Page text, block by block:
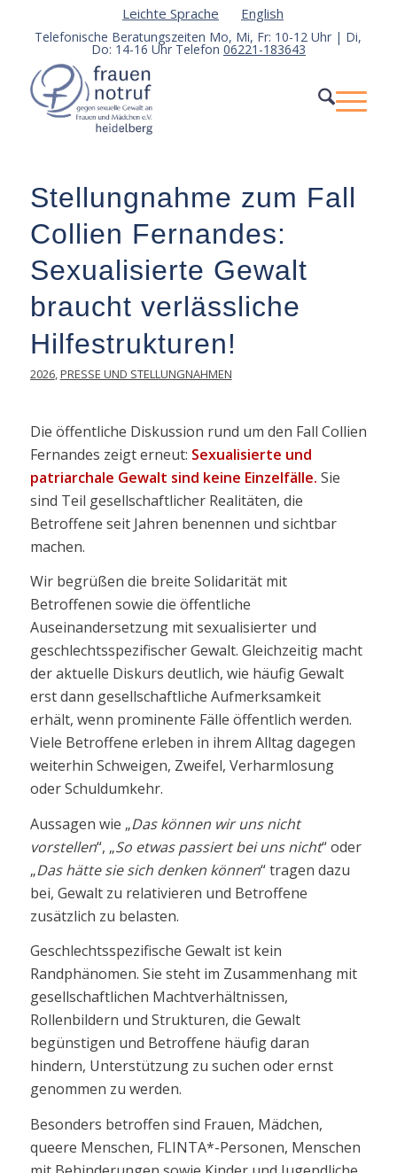
Leichte Sprache English
Telefonische Beratungszeiten Mo, Mi, Fr: 10-12 Uhr | Di,
Do: 14-16 Uhr Telefon 06221-183643
Stellungnahme zum Fall
Collien Fernandes:
Sexualisierte Gewalt
braucht verlässliche
Hilfestrukturen!
2026,PRESSE UND STELLUNGNAHMEN
Die öffentliche Diskussion rund um den Fall Collien
Fernandes zeigt erneut: Sexualisierte und
patriarchale Gewalt sind keine Einzelfälle. Sie
sind Teil gesellschaftlicher Realitäten, die
Betroffene seit Jahren benennen und sichtbar
machen.
Wir begrüßen die breite Solidarität mit
Betroffenen sowie die öffentliche
Auseinandersetzung mit sexualisierter und
geschlechtsspezifischer Gewalt. Gleichzeitig macht
der aktuelle Diskurs deutlich, wie häufig Gewalt
erst dann gesellschaftliche Aufmerksamkeit
erhält, wenn prominente Fälle öffentlich werden.
Viele Betroffene erleben in ihrem Alltag dagegen
weiterhin Schweigen, Zweifel, Verharmlosung
oder Schuldumkehr.
Aussagen wie „Das können wir uns nicht
vorstellen“, „So etwas passiert bei uns nicht“ oder
„Das hätte sie sich denken können“ tragen dazu
bei, Gewalt zu relativieren und Betroffene
zusätzlich zu belasten.
Geschlechtsspezifische Gewalt ist kein
Randphänomen. Sie steht im Zusammenhang mit
gesellschaftlichen Machtverhältnissen,
Rollenbildern und Strukturen, die Gewalt
begünstigen und Betroffene häufig daran
hindern, Unterstützung zu suchen oder ernst
genommen zu werden.
Besonders betroffen sind Frauen, Mädchen,
queere Menschen, FLINTA*-Personen, Menschen